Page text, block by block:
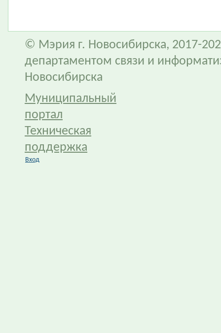
© Мэрия г. Новосибирска, 2017-
департаментом связи и
Новосибирска
Муниципальный
портал
Техническая
поддержка
Вход